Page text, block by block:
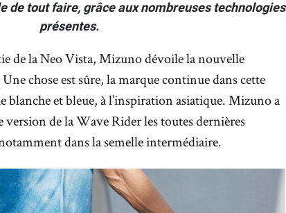
de tout faire, grâce aux nombreuses technologies
présentes.
de la Neo Vista, Mizuno dévoile la nouvelle
chose est sûre, la marque continue dans cette
et bleue, à l’inspiration asiatique. Mizuno a
version de la Wave Rider les toutes dernières
dans la semelle intermédiaire.